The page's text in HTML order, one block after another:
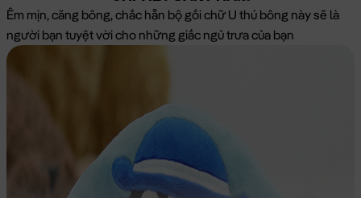
Êm mịn, căng bông, chắc hẵn bộ gối chữ U thú bông này sẽ là
người bạn tuyệt vời cho những giấc ngủ trưa của bạn